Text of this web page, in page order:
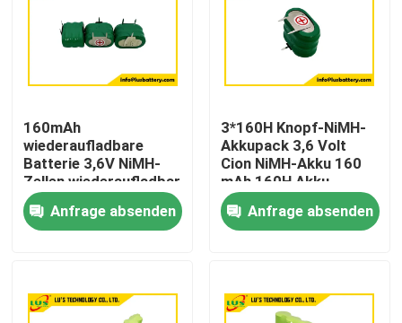
Produkte
160mAh
wiederaufladbare
Batterie 3,6V NiMH-
Zellen wiederaufladbar
kundenspezifisch
Anfrage absenden
3*160H Knopf-NiMH-
Akkupack 3,6 Volt
Cion NiMH-Akku 160
mAh 160H Akku
Anfrage absenden